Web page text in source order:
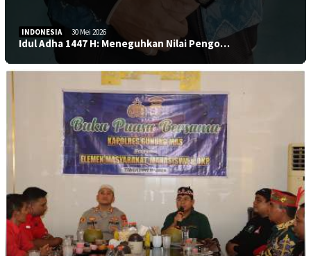
INDONESIA 30 Mei 2026
Idul Adha 1447 H: Meneguhkan Nilai Pengo…